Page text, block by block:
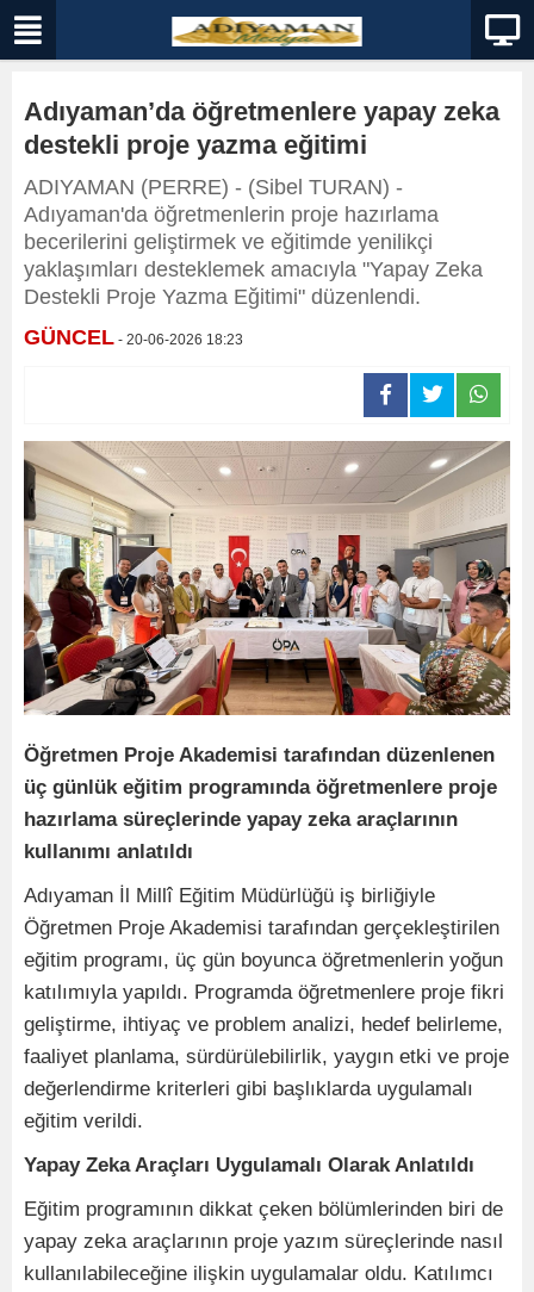
Adıyaman’da öğretmenlere yapay zeka
destekli proje yazma eğitimi
ADIYAMAN (PERRE) - (Sibel TURAN) -
Adıyaman'da öğretmenlerin proje hazırlama
becerilerini geliştirmek ve eğitimde yenilikçi
yaklaşımları desteklemek amacıyla "Yapay Zeka
Destekli Proje Yazma Eğitimi" düzenlendi.
GÜNCEL - 20-06-2026 18:23
Öğretmen Proje Akademisi tarafından düzenlenen
üç günlük eğitim programında öğretmenlere proje
hazırlama süreçlerinde yapay zeka araçlarının
kullanımı anlatıldı
Adıyaman İl Millî Eğitim Müdürlüğü iş birliğiyle
Öğretmen Proje Akademisi tarafından gerçekleştirilen
eğitim programı, üç gün boyunca öğretmenlerin yoğun
katılımıyla yapıldı. Programda öğretmenlere proje fikri
geliştirme, ihtiyaç ve problem analizi, hedef belirleme,
faaliyet planlama, sürdürülebilirlik, yaygın etki ve proje
değerlendirme kriterleri gibi başlıklarda uygulamalı
eğitim verildi.
Yapay Zeka Araçları Uygulamalı Olarak Anlatıldı
Eğitim programının dikkat çeken bölümlerinden biri de
yapay zeka araçlarının proje yazım süreçlerinde nasıl
kullanılabileceğine ilişkin uygulamalar oldu. Katılımcı